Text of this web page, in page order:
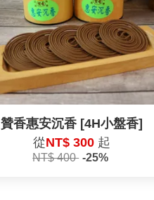
贊香惠安沉香 [4H小盤香]
從NT$ 300 起
NT$ 400 -25%